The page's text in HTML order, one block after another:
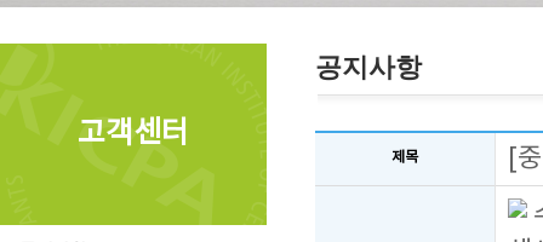
고객센터
공지사항
제목
[